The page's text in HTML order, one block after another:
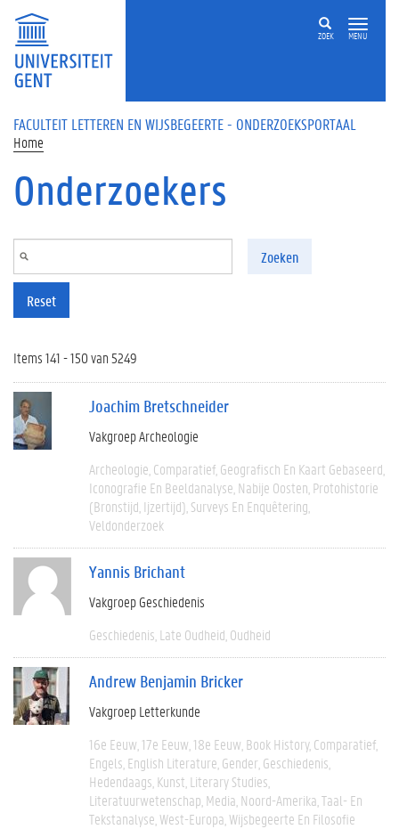
Overslaan en naar de inhoud gaan
ZOEK MENU
FACULTEIT LETTEREN EN WIJSBEGEERTE - ONDERZOEKSPORTAAL
Home
Onderzoekers
Zoeken
Reset
Items 141 - 150 van 5249
Joachim Bretschneider
Vakgroep Archeologie
Archeologie Comparatief Geografisch En Kaart Gebaseerd
Iconografie En Beeldanalyse Nabije Oosten Protohistorie
(bronstijd, Ijzertijd) Surveys En Enquêtering
Veldonderzoek
Yannis Brichant
Vakgroep Geschiedenis
Geschiedenis Late Oudheid Oudheid
Andrew Benjamin Bricker
Vakgroep Letterkunde
16e Eeuw 17e Eeuw 18e Eeuw Book History Comparatief
Engels English Literature Gender Geschiedenis
Hedendaags Kunst Literary Studies
Literatuurwetenschap Media Noord-Amerika Taal- En
Tekstanalyse West-Europa Wijsbegeerte En Filosofie